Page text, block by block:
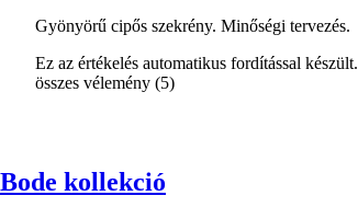
Gyönyörű cipős szekrény. Minőségi tervezés.
Ez az értékelés automatikus fordítással készült.
összes vélemény (5)
Bode kollekció